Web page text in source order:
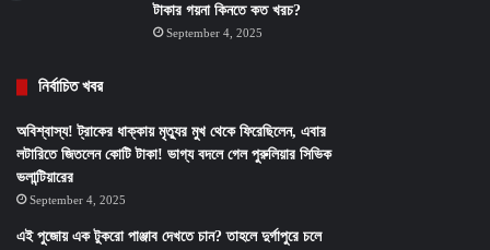
টাকার গয়না কিনতে কত খরচ?
September 4, 2025
নির্বাচিত খবর
অবিশ্বাস্য! ট্রাকের ধাক্কায় মৃত্যুর মুখ থেকে ফিরেছিলেন, এবার
লটারিতে জিতলেন কোটি টাকা! ভাগ্য বদলে গেল পুরুলিয়ার সিভিক
ভলান্টিয়ারের
September 4, 2025
এই পুজোয় এক টুকরো পাঞ্জাব দেখতে চান? তাহলে দুর্গাপুরে চলে